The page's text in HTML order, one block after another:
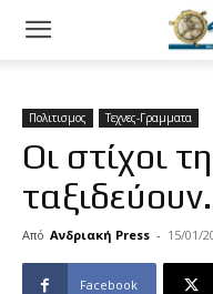
Πολιτισμος Τεχνες-Γραμματα
Οι στίχοι
Από Ανδριακή Press - 15/01/
Facebook